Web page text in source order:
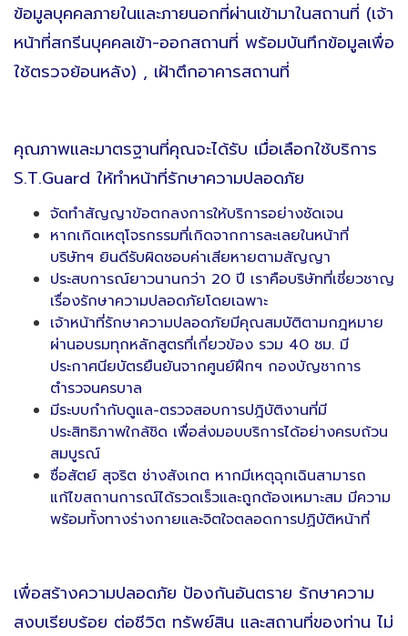
ข้อมูลบุคคลภายในและภายนอกที่ผ่านเข้ามาในสถานที่ (เจ้า
หน้าที่สกรีนบุคคลเข้า-ออกสถานที่ พร้อมบันทึกข้อมูลเพื่อ
ใช้ตรวจย้อนหลัง) , เฝ้าตึกอาคารสถานที่
คุณภาพและมาตรฐานที่คุณจะได้รับ เมื่อเลือกใช้บริการ
S.T.Guard ให้ทำหน้าที่รักษาความปลอดภัย
จัดทำสัญญาข้อตกลงการให้บริการอย่างชัดเจน
หากเกิดเหตุโจรกรรมที่เกิดจากการละเลยในหน้าที่
บริษัทฯ ยินดีรับผิดชอบค่าเสียหายตามสัญญา
ประสบการณ์ยาวนานกว่า 20 ปี เราคือบริษัทที่เชี่ยวชาญ
เรื่องรักษาความปลอดภัยโดยเฉพาะ
เจ้าหน้าที่รักษาความปลอดภัยมีคุณสมบัติตามกฎหมาย
ผ่านอบรมทุกหลักสูตรที่เกี่ยวข้อง รวม 40 ชม. มี
ประกาศนียบัตรยืนยันจากศูนย์ฝึกฯ กองบัญชาการ
ตำรวจนครบาล
มีระบบกำกับดูแล-ตรวจสอบการปฎิบัติงานที่มี
ประสิทธิภาพใกล้ชิด เพื่อส่งมอบบริการได้อย่างครบถ้วน
สมบูรณ์
ซื่อสัตย์ สุจริต ช่างสังเกต หากมีเหตุฉุกเฉินสามารถ
แก้ไขสถานการณ์ได้รวดเร็วและถูกต้องเหมาะสม มีความ
พร้อมทั้งทางร่างกายและจิตใจตลอดการปฏิบัติหน้าที่
เพื่อสร้างความปลอดภัย ป้องกันอันตราย รักษาความ
สงบเรียบร้อย ต่อชีวิต ทรัพย์สิน และสถานที่ของท่าน ไม่